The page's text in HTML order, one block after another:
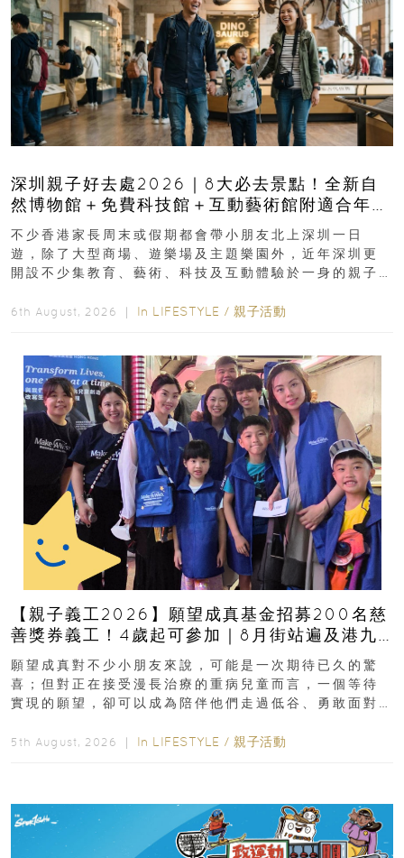
深圳親子好去處2026｜8大必去景點！全新自
然博物館＋免費科技館＋互動藝術館附適合年
齡、交通、門票、開放時間
不少香港家長周末或假期都會帶小朋友北上深圳一日
遊，除了大型商場、遊樂場及主題樂園外，近年深圳更
開設不少集教育、藝術、科技及互動體驗於一身的親子
6th August, 2026 ｜ In LIFESTYLE / 親子活動
【親子義工2026】願望成真基金招募200名慈
善獎券義工！4歲起可參加｜8月街站遍及港九
新界
願望成真對不少小朋友來說，可能是一次期待已久的驚
喜；但對正在接受漫長治療的重病兒童而言，一個等待
實現的願望，卻可以成為陪伴他們走過低谷、勇敢面對
5th August, 2026 ｜ In LIFESTYLE / 親子活動